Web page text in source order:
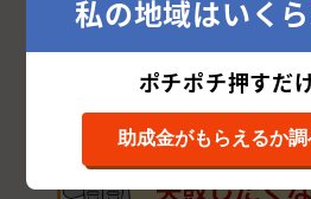
塩谷郡 矢板市 那須烏山
私の地域はいく
ポチポチ押すだ
助成金がもらえるか調